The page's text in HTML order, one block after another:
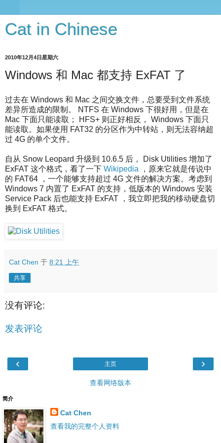
Cat in Chinese
2010年12月4日星期六
Windows 和 Mac 都支持 ExFAT 了
过去在 Windows 和 Mac 之间交换文件，总要受到文件系统
差异所造成的限制。 NTFS 在 Windows 下很好用，但是在
Mac 下面只能读取； HFS+ 则正好相反， Windows 下面只
能读取。如果使用 FAT32 的分区作为中转站，则无法容纳超
过 4G 的单个文件。
自从 Snow Leopard 升级到 10.6.5 后， Disk Utilities 增加了
ExFAT 这个格式，看了一下 Wikipedia ，原来它就是传说中
的 FAT64 ，一个能够支持超过 4G 文件的解决方案。考虑到
Windows 7 内置了 ExFAT 的支持，低版本的 Windows 安装
Service Pack 后也能支持 ExFAT ，我立即把我的移动硬盘切
换到 ExFAT 格式。
Cat Chen 于 8:21 上午
共享
没有评论:
发表评论
‹ ›
主页
查看网络版本
简介
Cat Chen
查看我的完整个人资料